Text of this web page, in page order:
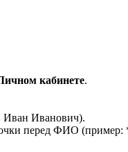
кабинете.
Иван Иванович).
перед ФИО